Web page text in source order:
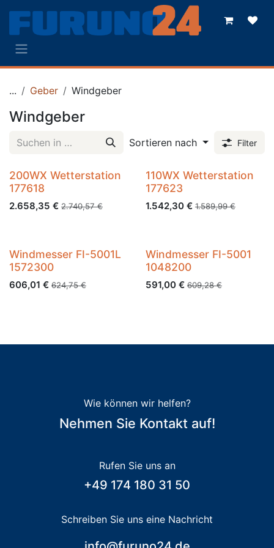
... Geber Windgeber
Windgeber
Sortieren nach Filter
200WX Wetterstation
177618
2.658,35 € 2.740,57€
110WX Wetterstation
177623
1.542,30€ 1.589,99€
Windmesser FI-5001L
1572300
606,01 € 624,75€
Windmesser FI-5001
1048200
591,00€ 609,28€
Wie können wir helfen?
Nehmen Sie Kontakt auf!
Rufen Sie uns an
+49 174 180 31 50
Schreiben Sie uns eine Nachricht